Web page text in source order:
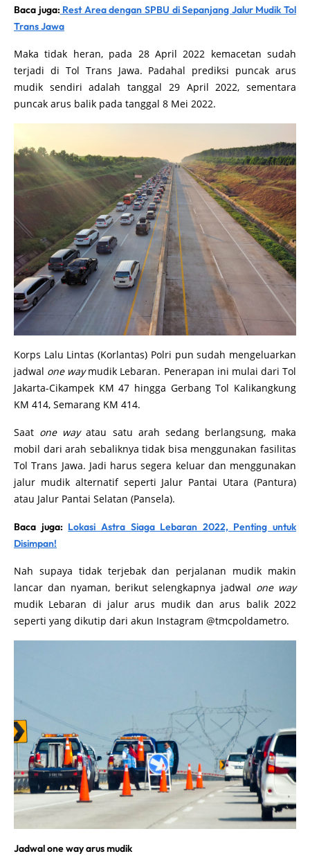
Baca juga: Rest Area dengan SPBU di Sepanjang Jalur Mudik Tol
Trans Jawa
Maka tidak heran, pada 28 April 2022 kemacetan sudah
terjadi di Tol Trans Jawa. Padahal prediksi puncak arus
mudik sendiri adalah tanggal 29 April 2022, sementara
puncak arus balik pada tanggal 8 Mei 2022.
Korps Lalu Lintas (Korlantas) Polri pun sudah mengeluarkan
jadwal one waymudik Lebaran. Penerapan ini mulai dari Tol
Jakarta-Cikampek KM 47 hingga Gerbang Tol Kalikangkung
KM 414, Semarang KM 414.
Saat one wayatau satu arah sedang berlangsung, maka
mobil dari arah sebaliknya tidak bisa menggunakan fasilitas
Tol Trans Jawa. Jadi harus segera keluar dan menggunakan
jalur mudik alternatif seperti Jalur Pantai Utara (Pantura)
atau Jalur Pantai Selatan (Pansela).
Baca juga: Lokasi Astra Siaga Lebaran 2022, Penting untuk
Disimpan!
Nah supaya tidak terjebak dan perjalanan mudik makin
lancar dan nyaman, berikut selengkapnya jadwal one way
mudik Lebaran di jalur arus mudik dan arus balik 2022
seperti yang dikutip dari akun Instagram @tmcpoldametro.
Jadwal one way arus mudik